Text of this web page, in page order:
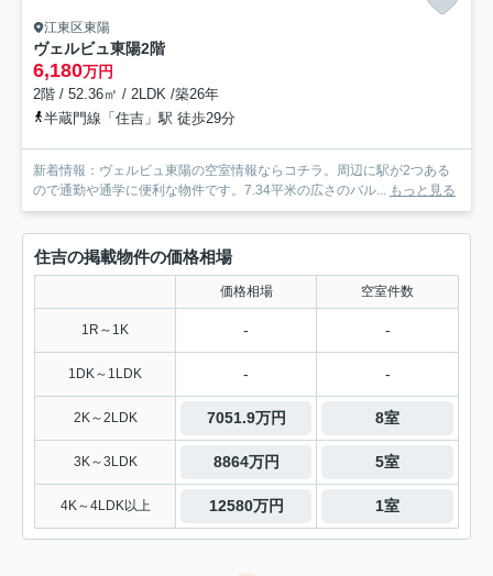
江東区東陽
ヴェルビュ東陽2階
6,180万円
2階 / 52.36㎡ / 2LDK /築26年
半蔵門線「住吉」駅 徒歩29分
新着情報：ヴェルビュ東陽の空室情報ならコチラ。周辺に駅が2つある
ので通勤や通学に便利な物件です。7.34平米の広さのバル... もっと見る
住吉の掲載物件の価格相場
価格相場 空室件数
1R～1K - -
1DK～1LDK - -
2K～2LDK 7051.9万円 8室
3K～3LDK 8864万円 5室
4K～4LDK以上 12580万円 1室